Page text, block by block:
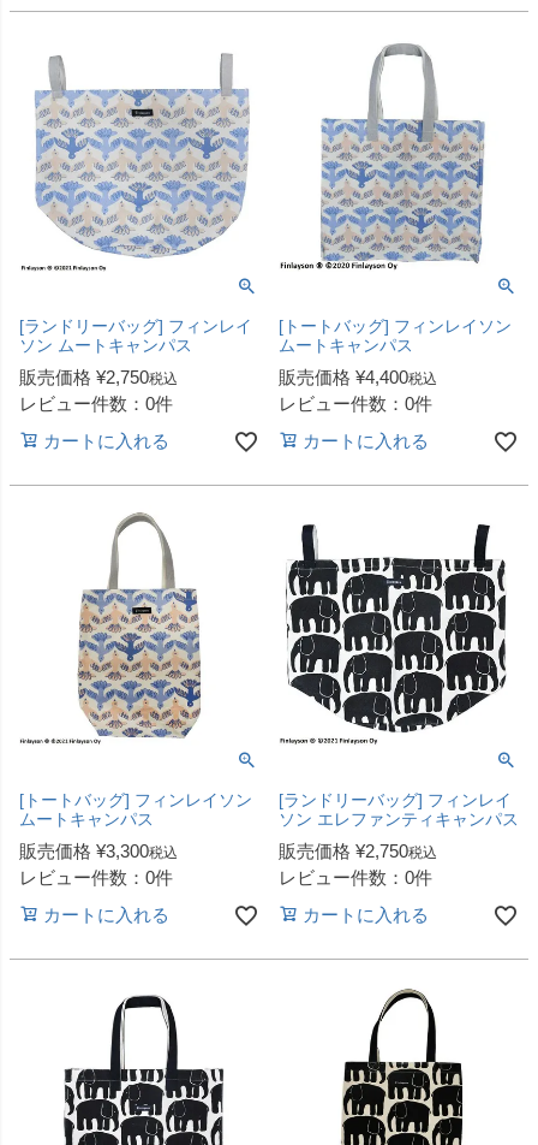
[ランドリーバッグ] フィンレイ
ソン ムートキャンパス
販売価格 ¥2,750税込
レビュー件数：0件
カートに入れる
[トートバッグ] フィンレイソン
ムートキャンパス
販売価格 ¥4,400税込
レビュー件数：0件
カートに入れる
[トートバッグ] フィンレイソン
ムートキャンパス
販売価格 ¥3,300税込
レビュー件数：0件
カートに入れる
[ランドリーバッグ] フィンレイ
ソン エレファンティキャンパス
販売価格 ¥2,750税込
レビュー件数：0件
カートに入れる